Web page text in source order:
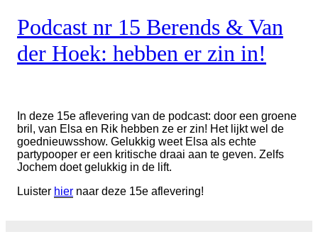
Podcast nr 15 Berends & Van
der Hoek: hebben er zin in!
In deze 15e aflevering van de podcast: door een groene
bril, van Elsa en Rik hebben ze er zin! Het lijkt wel de
goednieuwsshow. Gelukkig weet Elsa als echte
partypooper er een kritische draai aan te geven. Zelfs
Jochem doet gelukkig in de lift.
Luister hier naar deze 15e aflevering!